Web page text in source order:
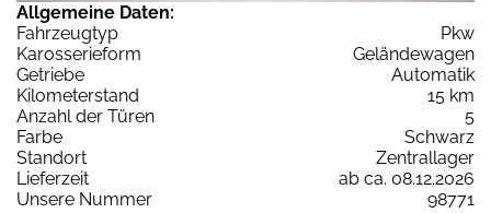
Allgemeine Daten:
Fahrzeugtyp
Pkw
Karosserieform
Geländewagen
Getriebe
Automatik
Kilometerstand
15 km
Anzahl der Türen
5
Farbe
Schwarz
Standort
Zentrallager
Lieferzeit
ab ca. 08.12.2026
Unsere Nummer
98771